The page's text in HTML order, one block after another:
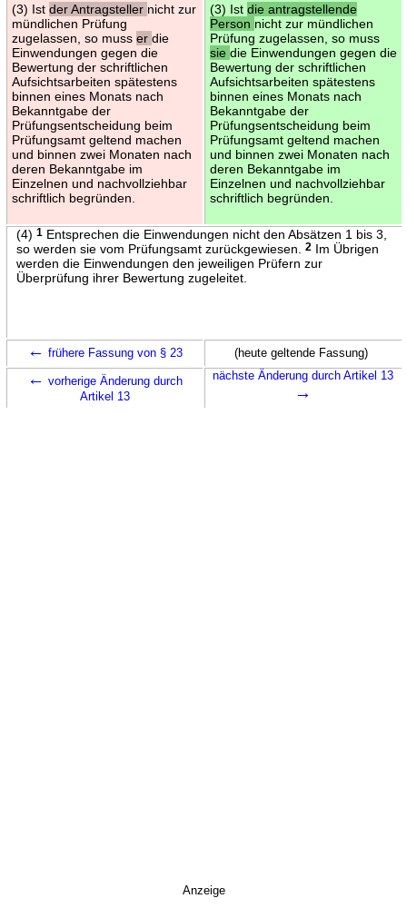
(3) Ist der Antragsteller nicht zur
mündlichen Prüfung
zugelassen, so muss er die
Einwendungen gegen die
Bewertung der schriftlichen
Aufsichtsarbeiten spätestens
binnen eines Monats nach
Bekanntgabe der
Prüfungsentscheidung beim
Prüfungsamt geltend machen
und binnen zwei Monaten nach
deren Bekanntgabe im
Einzelnen und nachvollziehbar
schriftlich begründen.
(3) Ist die antragstellende
Person nicht zur mündlichen
Prüfung zugelassen, so muss
sie die Einwendungen gegen die
Bewertung der schriftlichen
Aufsichtsarbeiten spätestens
binnen eines Monats nach
Bekanntgabe der
Prüfungsentscheidung beim
Prüfungsamt geltend machen
und binnen zwei Monaten nach
deren Bekanntgabe im
Einzelnen und nachvollziehbar
schriftlich begründen.
(4) 1Entsprechen die Einwendungen nicht den Absätzen 1 bis 3,
so werden sie vom Prüfungsamt zurückgewiesen.
2Im Übrigen
werden die Einwendungen den jeweiligen Prüfern zur
Überprüfung ihrer Bewertung zugeleitet.
← frühere Fassung von § 23 (heute geltende Fassung)
← vorherige Änderung durch
Artikel 13
nächste Änderung durch Artikel 13
→
Anzeige